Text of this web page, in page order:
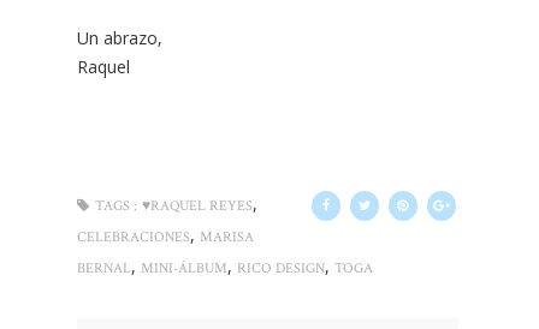
Un abrazo,
Raquel
TAGS : ♥RAQUEL REYES,
CELEBRACIONES, MARISA
BERNAL, MINI-ÁLBUM, RICO DESIGN, TOGA